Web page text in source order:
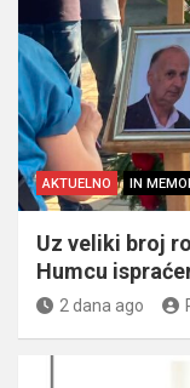
AKTUELNO IN
Uz veliki broj
Humcu
2 dana ago